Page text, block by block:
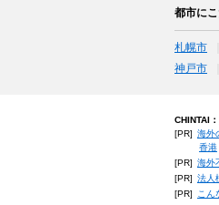
都市に
札幌市
神戸市
CHINTAI：
[PR] 海外
香港
[PR] 海外
[PR] 法人
[PR]
こん